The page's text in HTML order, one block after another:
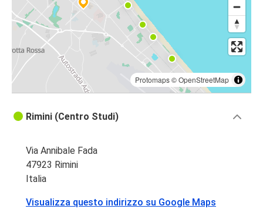
Protomaps©OpenStreetMap
Rimini (Centro Studi)
Via Annibale Fada
47923 Rimini
Italia
Visualizza questo indirizzo su Google Maps